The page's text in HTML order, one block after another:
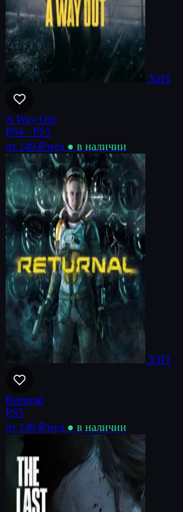
ХИТ
A Way Out
PS4 · PS5
от 149 ₽/нед ● в наличии
ХИТ
Returnal
PS5
от 149 ₽/нед ● в наличии